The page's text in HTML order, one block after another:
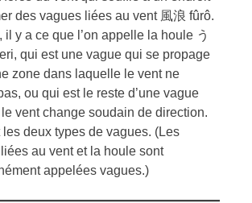
des vagues liées au vent 風浪 fûrô.
il y a ce que l’on appelle la houle う
qui est une vague qui se propage
zone dans laquelle le vent ne
ou qui est le reste d’une vague
le vent change soudain de direction.
les deux types de vagues. (Les
au vent et la houle sont
appelées vagues.)